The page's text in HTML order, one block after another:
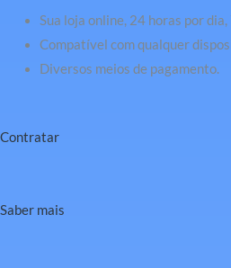
Sua loja online, 24 horas por
Compatível com qualquer
Diversos meios de pagamento.
Contratar
Saber mais